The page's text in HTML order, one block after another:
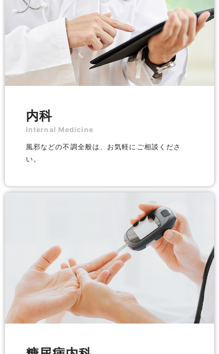
内科
Internal Medicine
風邪などの不調全般は、お気軽にご相談くださ
い。